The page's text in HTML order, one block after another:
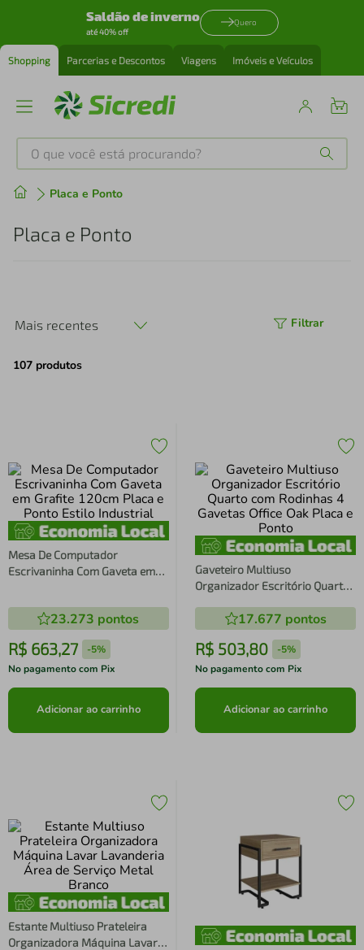
Saldão de inverno
até 40% off
Quero
Shopping Parcerias e Descontos Viagens Imóveis e Veículos
O que você está procurando?
Placa e Ponto
Placa e Ponto
Mais recentes Filtrar
107 produtos
Mesa De Computador
Escrivaninha Com Gaveta em
23.273 pontos
R$ 663,27 -5%
No pagamento com Pix
Adicionar ao carrinho
Gaveteiro Multiuso
Organizador Escritório Quarto
Oak Placa e Ponto
17.677 pontos
R$ 503,80 -5%
No pagamento com Pix
Adicionar ao carrinho
Estante Multiuso Prateleira
Organizadora Máquina Lavar
Produtos mais buscados
tenis
perfume
4º air fryer